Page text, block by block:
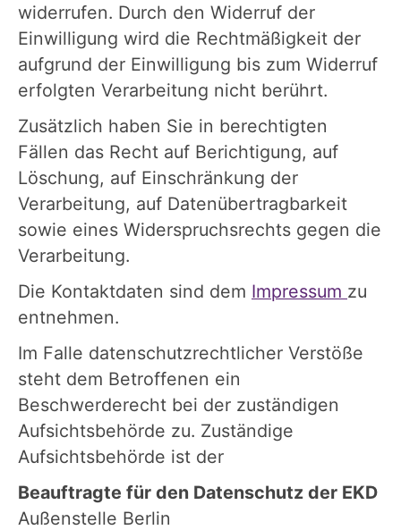
widerrufen. Durch den Widerruf der
Einwilligung wird die Rechtmäßigkeit der
aufgrund der Einwilligung bis zum Widerruf
erfolgten Verarbeitung nicht berührt.
Zusätzlich haben Sie in berechtigten
Fällen das Recht auf Berichtigung, auf
Löschung, auf Einschränkung der
Verarbeitung, auf Datenübertragbarkeit
sowie eines Widerspruchsrechts gegen die
Verarbeitung.
Die Kontaktdaten sind dem Impressum zu
entnehmen.
Im Falle datenschutzrechtlicher Verstöße
steht dem Betroffenen ein
Beschwerderecht bei der zuständigen
Aufsichtsbehörde zu. Zuständige
Aufsichtsbehörde ist der
Beauftragte für den Datenschutz der EKD
Außenstelle Berlin